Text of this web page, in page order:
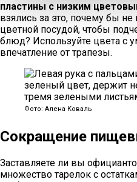
пластины с низким
взялись за это, почему бы
цветной посудой, чтобы
блюд? Используйте цвета с
впечатление от трапезы.
Фото: Алена Коваль
Сокращение
Заставляете ли вы
множество тарелок с